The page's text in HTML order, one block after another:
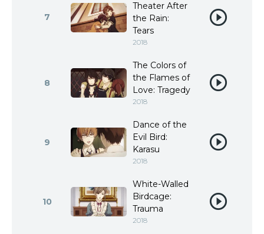
7
Theater After
the Rain:
Tears
2018
8
The Colors of
the Flames of
Love: Tragedy
2018
9
Dance of the
Evil Bird:
Karasu
2018
10
White-Walled
Birdcage:
Trauma
2018